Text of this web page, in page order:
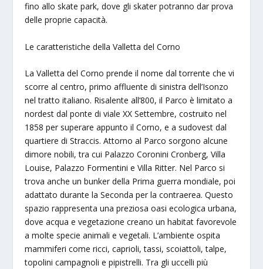
fino allo skate park, dove gli skater potranno dar prova
delle proprie capacità.
Le caratteristiche della Valletta del Corno
La Valletta del Corno prende il nome dal torrente che vi
scorre al centro, primo affluente di sinistra dell’Isonzo
nel tratto italiano. Risalente all’800, il Parco è limitato a
nordest dal ponte di viale XX Settembre, costruito nel
1858 per superare appunto il Corno, e a sudovest dal
quartiere di Straccis. Attorno al Parco sorgono alcune
dimore nobili, tra cui Palazzo Coronini Cronberg, Villa
Louise, Palazzo Formentini e Villa Ritter. Nel Parco si
trova anche un bunker della Prima guerra mondiale, poi
adattato durante la Seconda per la contraerea. Questo
spazio rappresenta una preziosa oasi ecologica urbana,
dove acqua e vegetazione creano un habitat favorevole
a molte specie animali e vegetali. L’ambiente ospita
mammiferi come ricci, caprioli, tassi, scoiattoli, talpe,
topolini campagnoli e pipistrelli. Tra gli uccelli più